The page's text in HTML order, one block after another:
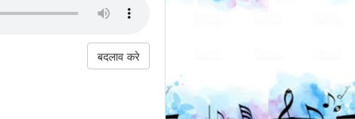
बदलाव करे